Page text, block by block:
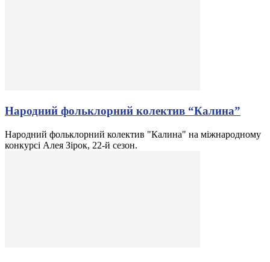
Народний фольклорний колектив “Калина”
Народний фольклорний колектив "Калина" на міжнародному
конкурсі Алея Зірок, 22-й сезон.